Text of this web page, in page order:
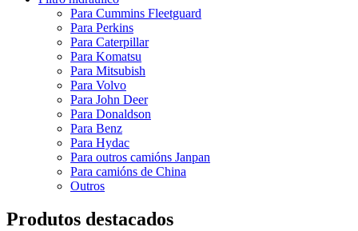
Para Cummins Fleetguard
Para Perkins
Para Caterpillar
Para Komatsu
Para Mitsubish
Para Volvo
Para John Deer
Para Donaldson
Para Benz
Para Hydac
Para outros camións Janpan
Para camións de China
Outros
Produtos destacados